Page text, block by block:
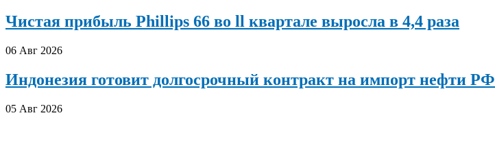
Чистая прибыль Phillips 66 во ll квартале выросла в 4,4 раза
06 Авг 2026
Индонезия готовит долгосрочный контракт на импорт нефти РФ
05 Авг 2026